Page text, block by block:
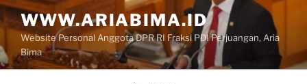
Skip
to
content
WWW.ARIABIMA.ID
Website Personal Anggota DPR RI Fraksi PDI Perjuangan, Aria
Bima